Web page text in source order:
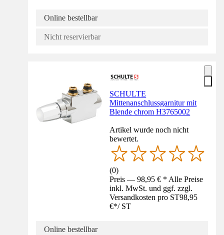
Online bestellbar
Nicht reservierbar
SCHULTE
Mittenanschlussgarnitur mit
Blende chrom H3765002
Artikel wurde noch nicht
bewertet.
(0)
Preis — 98,95 € * Alle Preise
inkl. MwSt. und ggf. zzgl.
Versandkosten pro ST98,95
€*/ ST
Online bestellbar